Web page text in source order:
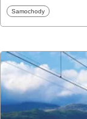
Fototapety
Samochody